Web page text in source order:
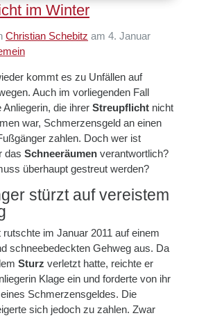
im Winter
Christian Schebitz am 4. Januar
kommt es zu Unfällen auf
Auch im vorliegenden Fall
Anliegerin, die ihrer Streupflicht nicht
war, Schmerzensgeld an einen
zahlen. Doch wer ist
das Schneeräumen verantwortlich?
überhaupt gestreut werden?
stürzt auf vereistem
rutschte im Januar 2011 auf einem
schneebedeckten Gehweg aus. Da
Sturz verletzt hatte, reichte er
Klage ein und forderte von ihr
Schmerzensgeldes. Die
sich jedoch zu zahlen. Zwar